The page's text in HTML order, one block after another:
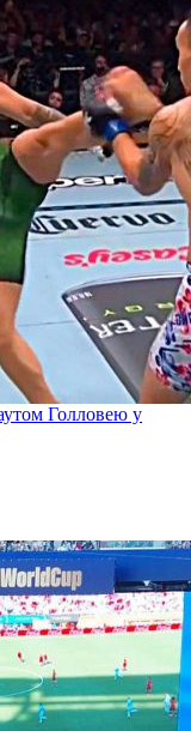
Голловею у